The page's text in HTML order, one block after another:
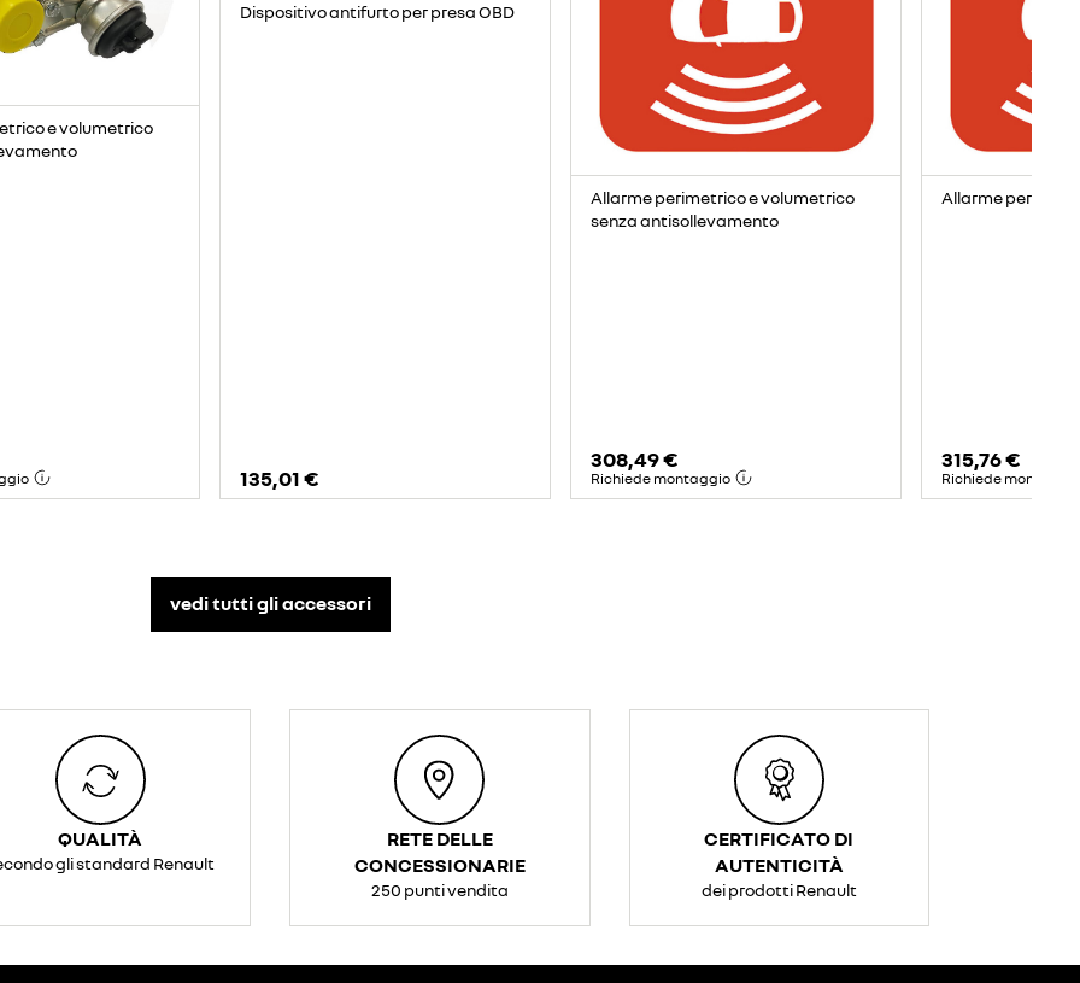
e volumetrico
Dispositivo antifurto per presa OBD
135,01 €
Allarme perimetrico e volumetrico
senza antisollevamento
308,49 €
Richiede montaggio
Allarme
315,76 €
Richiede montaggio
vedi tutti gli accessori​
QUALITÀ
gli standard Renault
RETE DELLE
CONCESSIONARIE
250 punti vendita
CERTIFICATO DI
AUTENTICITÀ
dei prodotti Renault